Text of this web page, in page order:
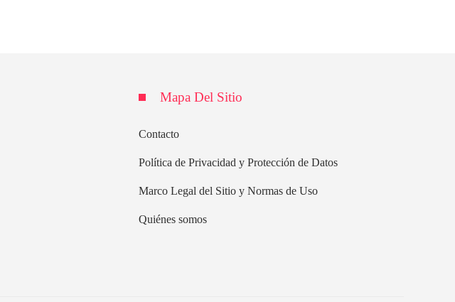
Mapa Del Sitio
Contacto
Política de Privacidad y Protección de Datos
Marco Legal del Sitio y Normas de Uso
Quiénes somos